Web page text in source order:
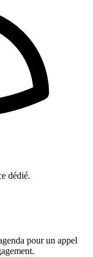
dédié.
pour un appel